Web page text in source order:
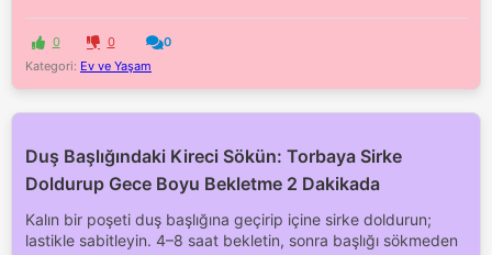
0 0
0
Kategori: Ev ve Yaşam
Duş Başlığındaki Kireci Sökün: Torbaya Sirke
Doldurup Gece Boyu Bekletme 2 Dakikada
Kalın bir poşeti duş başlığına geçirip içine sirke doldurun;
lastikle sabitleyin. 4–8 saat bekletin, sonra başlığı sökmeden